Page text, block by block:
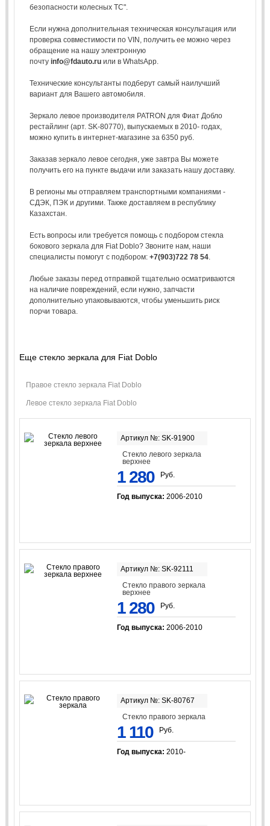
безопасности колесных ТС".
Если нужна дополнительная техническая консультация или
проверка совместимости по VIN, получить ее можно через
обращение на нашу электронную
почту info@fdauto.ruили в WhatsApp.
Технические консультанты подберут самый наилучший
вариант для Вашего автомобиля.
Зеркало левое производителя PATRON для Фиат Добло
рестайлинг (арт. SK-80770), выпускаемых в 2010- годах,
можно купить в интернет-магазине за 6350 руб.
Заказав зеркало левое сегодня, уже завтра Вы можете
получить его на пункте выдачи или заказать нашу доставку.
В регионы мы отправляем транспортными компаниями -
СДЭК, ПЭК и другими. Также доставляем в республику
Казахстан.
Есть вопросы или требуется помощь с подбором стекла
бокового зеркала для Fiat Doblo? Звоните нам, наши
специалисты помогут с подбором: +7(903)722 78 54.
Любые заказы перед отправкой тщательно осматриваются
на наличие повреждений, если нужно, запчасти
дополнительно упаковываются, чтобы уменьшить риск
порчи товара.
Еще стекло зеркала для Fiat Doblo
Правое стекло зеркала Fiat Doblo
Левое стекло зеркала Fiat Doblo
Артикул №: SK-91900
Стекло левого зеркала
верхнее
1 280 Руб.
Год выпуска: 2006-2010
Артикул №: SK-92111
Стекло правого зеркала
верхнее
1 280 Руб.
Год выпуска: 2006-2010
Артикул №: SK-80767
Стекло правого зеркала
1 110 Руб.
Год выпуска: 2010-